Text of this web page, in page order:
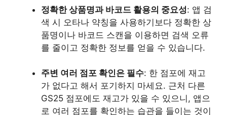
정확한 상품명과 바코드 활용의 중요성: 앱 검
색 시 오타나 약칭을 사용하기보다 정확한 상
품명이나 바코드 스캔을 이용하면 검색 오류
를 줄이고 정확한 정보를 얻을 수 있습니다.
주변 여러 점포 확인은 필수: 한 점포에 재고
가 없다고 해서 포기하지 마세요. 근처 다른
GS25 점포에도 재고가 있을 수 있으니, 앱으
로 여러 점포를 확인하는 습관을 들이는 것이